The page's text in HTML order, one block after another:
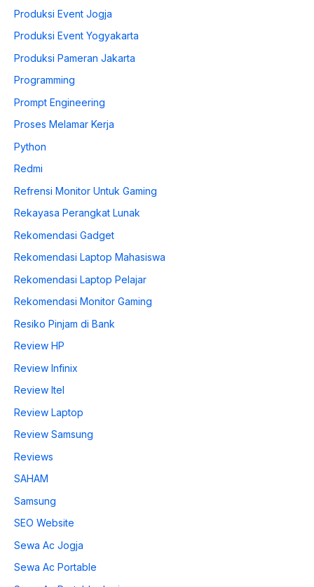
Produksi Event Jogja
Produksi Event Yogyakarta
Produksi Pameran Jakarta
Programming
Prompt Engineering
Proses Melamar Kerja
Python
Redmi
Refrensi Monitor Untuk Gaming
Rekayasa Perangkat Lunak
Rekomendasi Gadget
Rekomendasi Laptop Mahasiswa
Rekomendasi Laptop Pelajar
Rekomendasi Monitor Gaming
Resiko Pinjam di Bank
Review HP
Review Infinix
Review Itel
Review Laptop
Review Samsung
Reviews
SAHAM
Samsung
SEO Website
Sewa Ac Jogja
Sewa Ac Portable